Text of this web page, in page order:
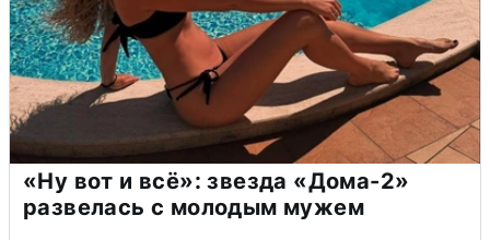
«Ну вот и всё»: звезда «Дома-2»
развелась с молодым мужем